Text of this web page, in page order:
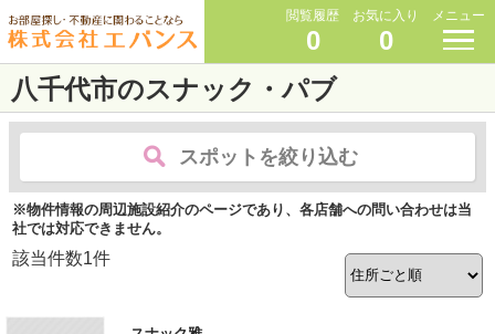
閲覧履歴
0
お気に入り
0
メニュー
八千代市のスナック・パブ
スポットを絞り込む
※物件情報の周辺施設紹介のページであり、各店舗への問い合わせは当
社では対応できません。
該当件数1件